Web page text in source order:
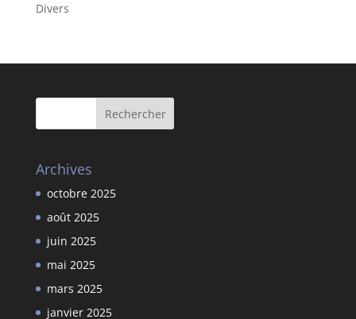
Divers
Archives
octobre 2025
août 2025
juin 2025
mai 2025
mars 2025
janvier 2025